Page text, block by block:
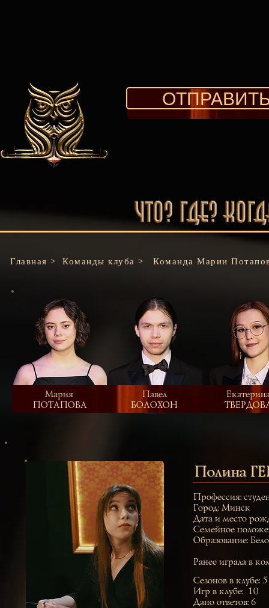
Главная > Команды клуба > Команда Марии
Мария
ПОТАПОВА
Павел
БОЛОХОН
Екатерина
Полина
Профессия:
Город: Минск
Дата и место
Семейное
Образование:
Ранее играла в
Сезонов в клубе: 5
Игр в клубе: 10
Дано ответов: 6